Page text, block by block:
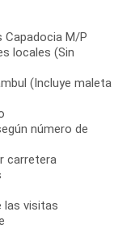
Capadocia M/P
locales (Sin
(Incluye maleta
número de
carretera
las visitas